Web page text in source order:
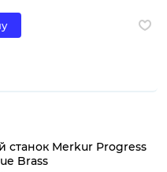
станок Merkur Progress
Brass